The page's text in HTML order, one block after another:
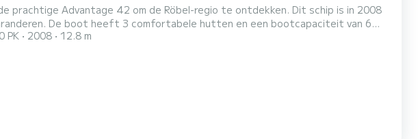
prachtige Advantage 42 om de Röbel-regio te ontdekken. Dit schip is in 2008
van 6
uw beste bondgenoot voor een buitengewone vakantie op het water in de
PK 2008 12.8 m